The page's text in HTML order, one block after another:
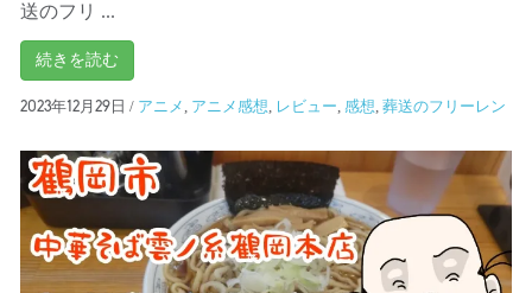
送のフリ ...
続きを読む
2023年12月29日 / アニメ アニメ感想 レビュー 感想 葬送のフリーレン